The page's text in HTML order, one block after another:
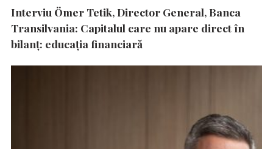
Interviu Ömer Tetik, Director General, Banca
Transilvania: Capitalul care nu apare direct în
bilanț: educația financiară